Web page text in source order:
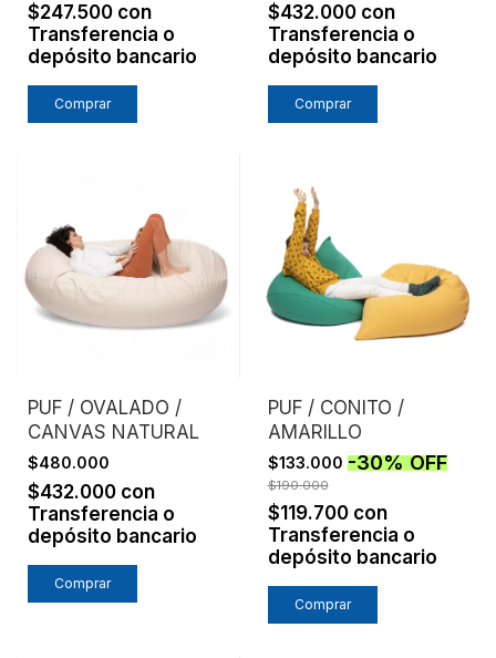
$247.500 con
Transferencia o
depósito bancario
$432.000 con
Transferencia o
depósito bancario
PUF / OVALADO /
CANVAS NATURAL
$480.000
$432.000 con
Transferencia o
depósito bancario
PUF / CONITO /
AMARILLO
$133.000 -30%OFF
$190.000
$119.700 con
Transferencia o
depósito bancario